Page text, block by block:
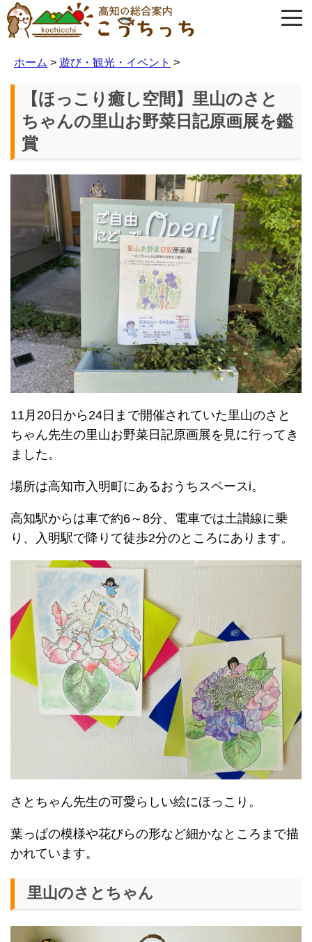
ホーム > 遊び・観光・イベント >
【ほっこり癒し空間】里山のさと
ちゃんの里山お野菜日記原画展を鑑
賞
11月20日から24日まで開催されていた里山のさと
ちゃん先生の里山お野菜日記原画展を見に行ってき
ました。
場所は高知市入明町にあるおうちスペースi。
高知駅からは車で約6～8分、電車では土讃線に乗
り、入明駅で降りて徒歩2分のところにあります。
さとちゃん先生の可愛らしい絵にほっこり。
葉っぱの模様や花びらの形など細かなところまで描
かれています。
里山のさとちゃん